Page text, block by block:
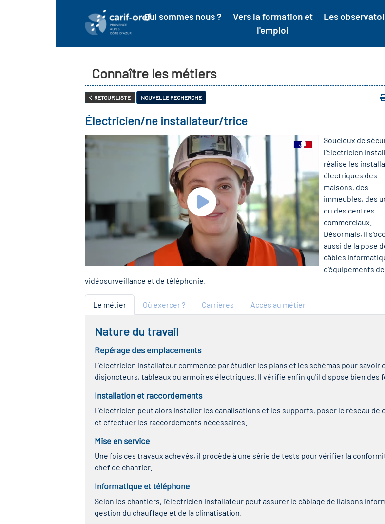
Qui sommes nous ?
Vers la formation et
l'emploi
Les
Connaître les métiers
RETOUR LISTE NOUVELLE RECHERCHE
Électricien/ne installateur/trice
Soucieux de
l'électricien
réalise les
électriques des
maisons, des
immeubles, des
ou des centres
commerciaux.
Désormais, il
aussi de la pose
câbles
d'équipements de
vidéosurveillance et de téléphonie.
Le métier Où exercer ? Carrières Accès au métier
Nature du travail
Repérage des emplacements
L'électricien installateur commence par étudier les plans et les schémas pour
disjoncteurs, tableaux ou armoires électriques. Il vérifie enfin qu'il dispose bien des
Installation et raccordements
L'électricien peut alors installer les canalisations et les supports, poser le réseau
et effectuer les raccordements nécessaires.
Mise en service
Une fois ces travaux achevés, il procède à une série de tests pour vérifier la
chef de chantier.
Informatique et téléphone
Selon les chantiers, l'électricien installateur peut assurer le câblage de liaisons
gestion du chauffage et de la climatisation.